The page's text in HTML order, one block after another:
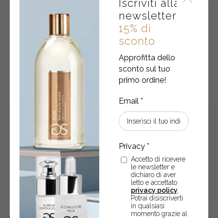
Iscriviti alla
newsletter
15% di
sconto
Approfitta dello
sconto sul tuo
primo ordine!
Accetto di ricevere
le newsletter e
dichiaro di aver
letto e accettato
privacy policy
Potrai disiscriverti
in qualsiasi
momento grazie al
POTREBBERO ANCHE
INTERESSARTI